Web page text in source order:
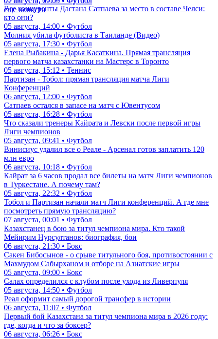
еще новости
Все конкуренты Дастана Сатпаева за место в составе Челси:
кто они?
05 августа, 14:00 • Футбол
Молния убила футболиста в Таиланде (Видео)
05 августа, 17:30 • Футбол
Елена Рыбакина - Дарья Касаткина. Прямая трансляция
первого матча казахстанки на Мастерс в Торонто
05 августа, 15:12 • Теннис
Партизан - Тобол: прямая трансляция матча Лиги
Конференций
06 августа, 12:00 • Футбол
Сатпаев остался в запасе на матч с Ювентусом
05 августа, 16:28 • Футбол
Что сказали тренеры Кайрата и Левски после первой игры
Лиги чемпионов
05 августа, 09:41 • Футбол
Винисиус удалил все о Реале - Арсенал готов заплатить 120
млн евро
06 августа, 10:18 • Футбол
Кайрат за 6 часов продал все билеты на матч Лиги чемпионов
в Туркестане. А почему там?
05 августа, 22:32 • Футбол
Тобол и Партизан начали матч Лиги конференций. А где мне
посмотреть прямую трансляцию?
07 августа, 00:01 • Футбол
Казахстанец в бою за титул чемпиона мира. Кто такой
Мейирим Нурсултанов: биография, бои
06 августа, 21:30 • Бокс
Сакен Бибосынов - о срыве титульного боя, противостоянии с
Махмудом Сабырханом и отборе на Азиатские игры
05 августа, 09:00 • Бокс
Салах определился с клубом после ухода из Ливерпуля
05 августа, 14:50 • Футбол
Реал оформит самый дорогой трансфер в истории
06 августа, 11:07 • Футбол
Первый бой Казахстана за титул чемпиона мира в 2026 году:
где, когда и что за боксер?
06 августа, 06:26 • Бокс